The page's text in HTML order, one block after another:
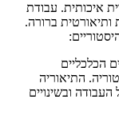
איכותית. עבודת
ותיאורטית ברורה.
הכלכליים
התיאוריה
ובשינויים